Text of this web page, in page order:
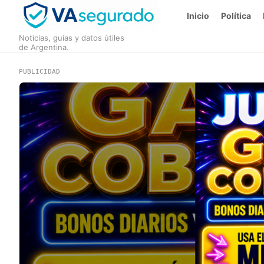
Noticias, guías y datos útiles
de Argentina.
Inicio Política
PUBLICIDAD